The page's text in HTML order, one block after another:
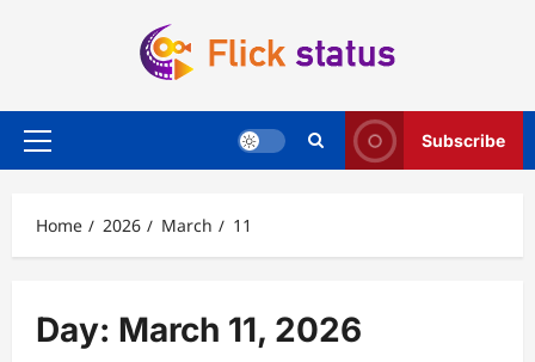
Primary
Subscribe
Home 2026 March 11
Day: March 11, 2026